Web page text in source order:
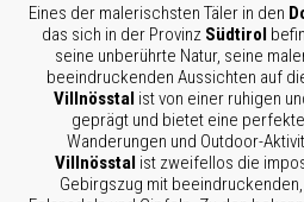
Eines der malerischsten Täler in den
das sich in der Provinz Südtirol
seine unberührte Natur, seine
beeindruckenden Aussichten auf
Villnösstal ist von einer ruhigen
geprägt und bietet eine
Wanderungen und Outdoor-
Villnösstal ist zweifellos die
Gebirgszug mit